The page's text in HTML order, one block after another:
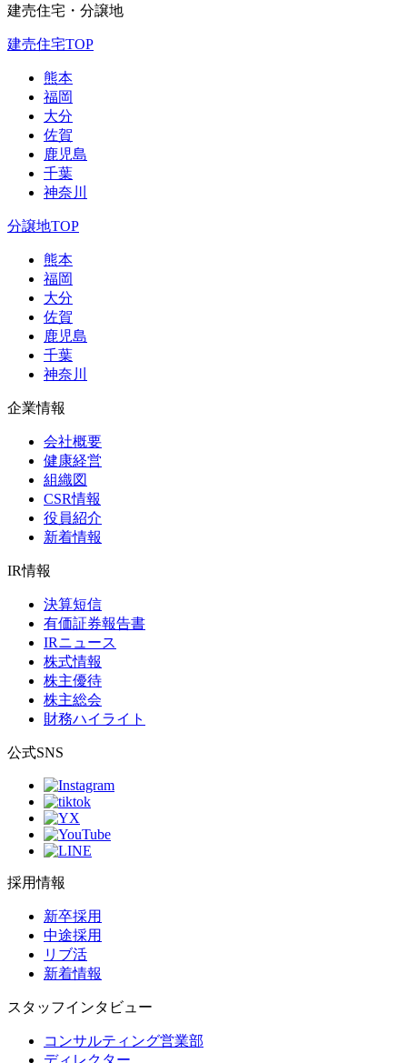
建売住宅・分譲地
建売住宅TOP
熊本
福岡
大分
佐賀
鹿児島
千葉
神奈川
分譲地TOP
熊本
福岡
大分
佐賀
鹿児島
千葉
神奈川
企業情報
会社概要
健康経営
組織図
CSR情報
役員紹介
新着情報
IR情報
決算短信
有価証券報告書
IRニュース
株式情報
株主優待
株主総会
財務ハイライト
公式SNS
採用情報
新卒採用
中途採用
リブ活
新着情報
スタッフインタビュー
コンサルティング営業部
ディレクター